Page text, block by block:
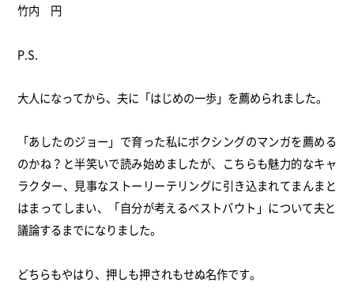
竹内 円
P.S.
大人になってから、夫に「はじめの一歩」を薦められました。
「あしたのジョー」 で育った私にボクシングのマンガを薦める
のかね？ と半笑いで読み始めましたが、こちらも魅力的なキャ
ラクター、 見事なストーリーテリングに引き込まれてまんまと
はまってしまい、「自分が考えるベストバウト」 について夫と
議論するまでになりました。
どちらもやはり、押しも押されもせぬ名作です。